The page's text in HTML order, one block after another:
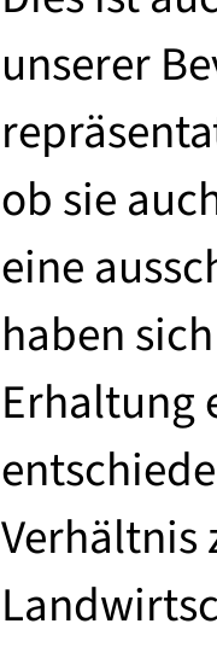
unserer
ob sie
eine
haben
Erhaltung
Verhältnis